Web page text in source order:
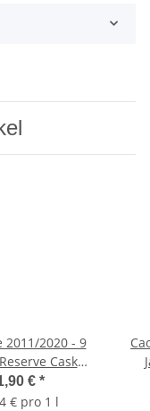
2011/2020 - 9
Cask
Malts Of
48%vol, 0,7 ltr.
€ *
€ pro 1 l